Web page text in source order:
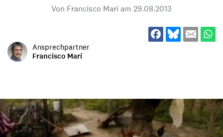
Von Francisco Marí am 29.08.2013
Ansprechpartner
Francisco Marí